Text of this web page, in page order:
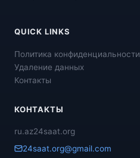
QUICK LINKS
Политика конфиденциальности
Удаление данных
Контакты
КОНТАКТЫ
ru.az24saat.org
24saat.org@gmail.com